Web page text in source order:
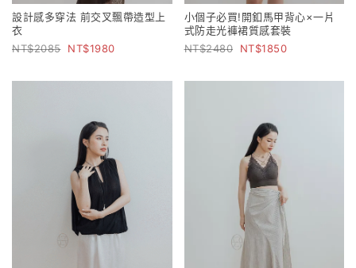
設計感多穿法 前交叉飄帶造型上
衣
2085
1980
小個子必買!開釦馬甲背心×一片
式防走光褲裙質感套裝
2480
1850